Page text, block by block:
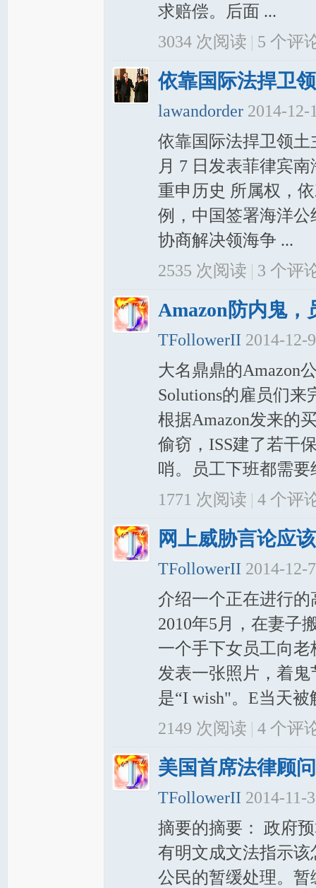
求赔偿。后面 ...
3034 次阅读 | 5 个评
依靠国际法捍卫
lawandorder 2014-12-
依靠国际法捍卫领
月 7 日发表菲律宾
重申历史 所属权，
例，中国签署海洋
协商解决领海争 ...
2535 次阅读 | 3 个评
Amazon防内鬼
TFollowerII 2014-12-
大名鼎鼎的Amazon
Solutions的雇员们
根据Amazon发来的
偷窃，ISS建了若干
哨。员工下班都需
1771 次阅读 | 4个评
网上威胁言论应
TFollowerII 2014-12-
介绍一个正在进行的
2010年5月，在妻子
一个手下女员工向
发表一张照片，着
是“I wish"。E当天
2149 次阅读 | 4个评
美国首席法律顾
TFollowerII 2014-11-
摘要的摘要： 政府
有明文成文法指示
公民的暂缓处理。